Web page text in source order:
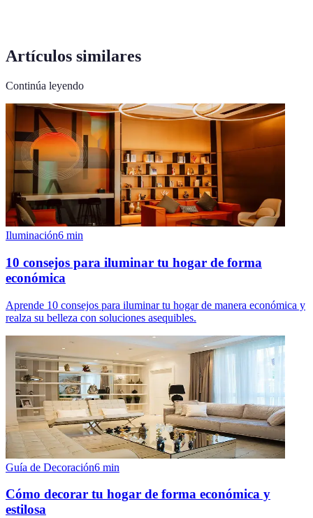
Artículos similares
Continúa leyendo
Iluminación6 min
10 consejos para iluminar tu hogar de forma
económica
Aprende 10 consejos para iluminar tu hogar de manera económica y
realza su belleza con soluciones asequibles.
Guía de Decoración6 min
Cómo decorar tu hogar de forma económica y
estilosa